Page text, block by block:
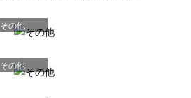
その他
その他